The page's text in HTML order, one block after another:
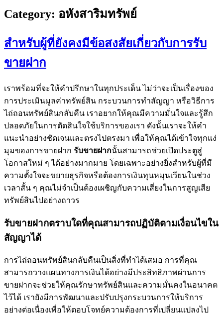
Category: อหังสาริมทรัพย์
สำหรับผู้ที่ยังคงมีข้อสงสัยเกี่ยวกับการรับ
ขายฝาก
เราพร้อมที่จะให้คำปรึกษาในทุกประเด็น ไม่ว่าจะเป็นเรื่องของ
การประเมินมูลค่าทรัพย์สิน กระบวนการทำสัญญา หรือวิธีการ
ไถ่ถอนทรัพย์สินกลับคืน เราอยากให้คุณมีความมั่นใจและรู้สึก
ปลอดภัยในการตัดสินใจใช้บริการของเรา ดังนั้นเราจะให้คำ
แนะนำอย่างชัดเจนและตรงไปตรงมา เพื่อให้คุณได้เข้าใจทุกแง่
มุมของการขายฝาก รับขายฝากนั้นสามารถช่วยเปิดประตูสู่
โอกาสใหม่ ๆ ได้อย่างมากมาย โดยเฉพาะอย่างยิ่งสำหรับผู้ที่มี
ความตั้งใจจะขยายธุรกิจหรือต้องการเงินทุนหมุนเวียนในช่วง
เวลาสั้น ๆ คุณไม่จำเป็นต้องเผชิญกับความเสี่ยงในการสูญเสีย
ทรัพย์สินไปอย่างถาวร
รับขายฝากตราบใดที่คุณสามารถปฏิบัติตามเงื่อนไขใน
สัญญาได้
การไถ่ถอนทรัพย์สินกลับคืนเป็นสิ่งที่ทำได้เสมอ การที่คุณ
สามารถวางแผนทางการเงินได้อย่างมีประสิทธิภาพผ่านการ
ขายฝากจะช่วยให้คุณรักษาทรัพย์สินและความมั่นคงในอนาคต
ไว้ได้ เรายังมีการพัฒนาและปรับปรุงกระบวนการให้บริการ
อย่างต่อเนื่องเพื่อให้ตอบโจทย์ความต้องการที่เปลี่ยนแปลงไป